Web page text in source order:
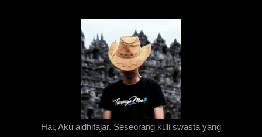
Hai, Aku aldhifajar. Seseorang kuli swasta yang